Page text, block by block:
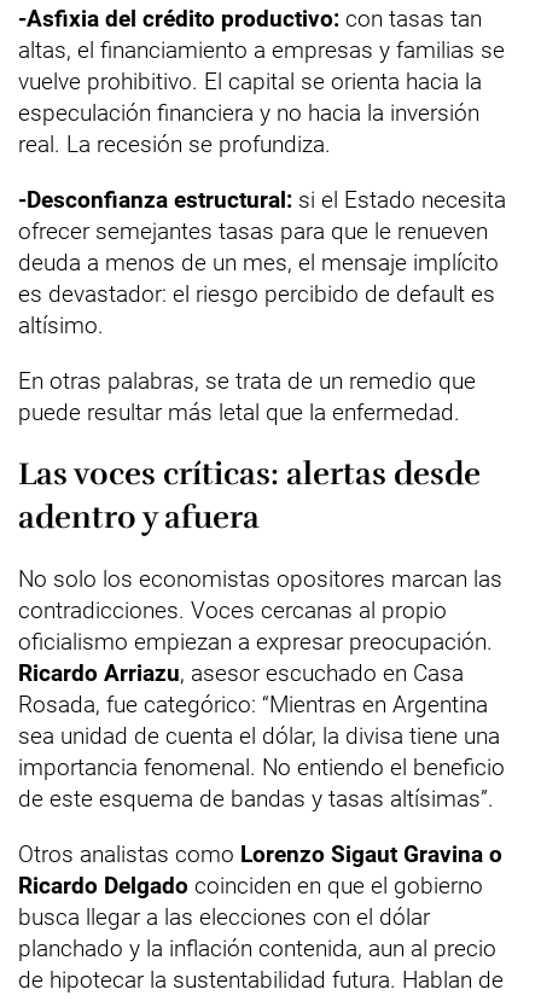
-Asfixia del crédito productivo: con tasas tan
altas, el financiamiento a empresas y familias se
vuelve prohibitivo. El capital se orienta hacia la
especulación financiera y no hacia la inversión
real. La recesión se profundiza.
-Desconfianza estructural: si el Estado necesita
ofrecer semejantes tasas para que le renueven
deuda a menos de un mes, el mensaje implícito
es devastador: el riesgo percibido de default es
altísimo.
En otras palabras, se trata de un remedio que
puede resultar más letal que la enfermedad.
Las voces críticas: alertas desde
adentro y afuera
No solo los economistas opositores marcan las
contradicciones. Voces cercanas al propio
oficialismo empiezan a expresar preocupación.
Ricardo Arriazu, asesor escuchado en Casa
Rosada, fue categórico: “Mientras en Argentina
sea unidad de cuenta el dólar, la divisa tiene una
importancia fenomenal. No entiendo el beneficio
de este esquema de bandas y tasas altísimas”.
Otros analistas como Lorenzo Sigaut Gravina o
Ricardo Delgado coinciden en que el gobierno
busca llegar a las elecciones con el dólar
planchado y la inflación contenida, aun al precio
de hipotecar la sustentabilidad futura. Hablan de